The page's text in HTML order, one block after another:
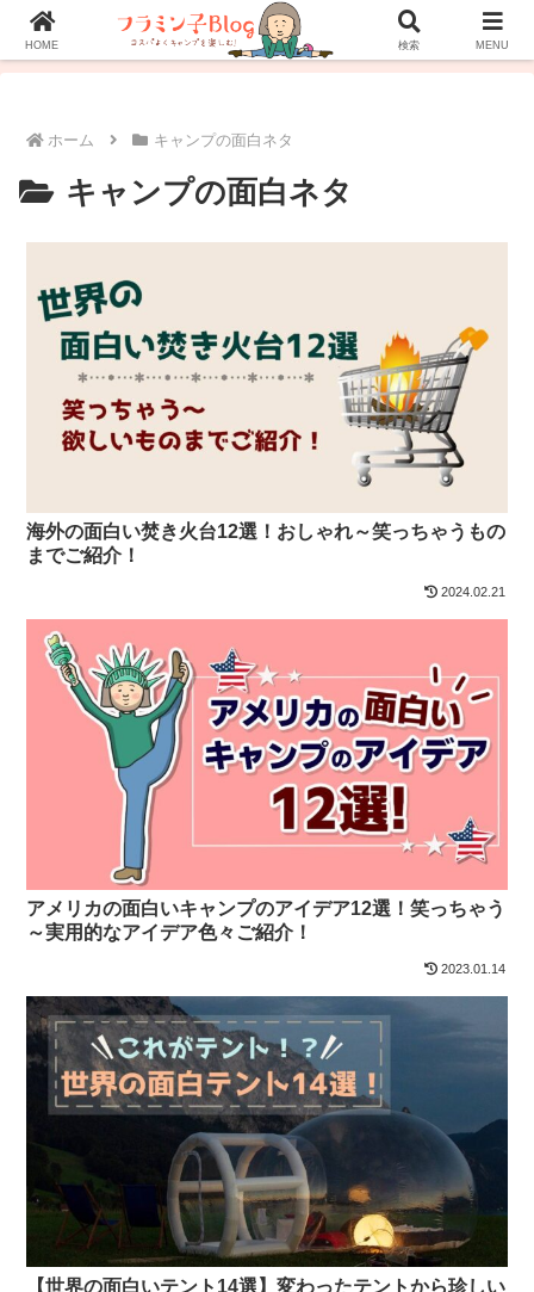
プロフィール お問い合わせ
ホーム キャンプの面白ネタ
キャンプの面白ネタ
海外の面白い焚き火台12選！おしゃれ～笑っちゃうもの
までご紹介！
2024.02.21
アメリカの面白いキャンプのアイデア12選！笑っちゃう
～実用的なアイデア色々ご紹介！
2023.01.14
【世界の面白いテント14選】変わったテントから珍しい
HOME 検索 MENU